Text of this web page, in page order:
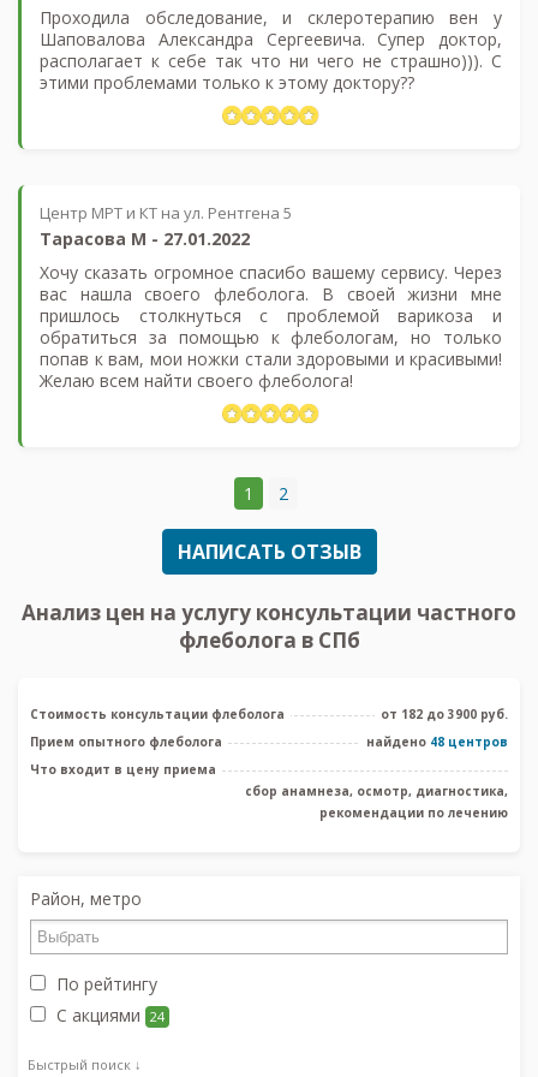
Проходила обследование, и склеротерапию вен у
Шаповалова Александра Сергеевича. Супер доктор,
располагает к себе так что ни чего не страшно))). С
этими проблемами только к этому доктору??
Центр МРТ и КТ на ул. Рентгена 5
Тарасова М - 27.01.2022
Хочу сказать огромное спасибо вашему сервису. Через
вас нашла своего флеболога. В своей жизни мне
пришлось столкнуться с проблемой варикоза и
обратиться за помощью к флебологам, но только
попав к вам, мои ножки стали здоровыми и красивыми!
Желаю всем найти своего флеболога!
1 2
НАПИСАТЬ ОТЗЫВ
Анализ цен на услугу консультации частного
флеболога в СПб
Стоимость консультации флеболога
от 182 до 3900 руб.
Прием опытного флеболога
найдено 48 центров
Что входит в цену приема
сбор анамнеза, осмотр, диагностика,
рекомендации по лечению
Район, метро
По рейтингу
С акциями 24
Быстрый поиск ↓